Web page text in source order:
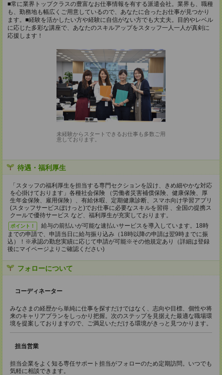
■常に業界トップクラスの豊富なお仕事情報を有する派遣会社。業界も、職種
も、勤務地も幅広くご用意しているので、あなたに合ったお仕事が見つかり
ます。■経験を活かしたい方や経験に自信がない方でも大丈夫。目的やレベル
に応じた多彩な講座で、あなたのスキルアップをスタッフ一人一人が真剣に
応援します！
未経験からスタートできるお仕事も多数ご用
意しております。
待遇・福利厚生
「スタッフの福利厚生を担当する専門セクションを設け、きめ細やかな対応
を心掛けております」各種社会保険 （労働者災害補償保険、健康保険、厚
生年金保険、雇用保険）、有給休暇、定期健康診断、スマホ向け学習アプリ
(スタッフサービスぽけっと)でお仕事に必要なスキルを習得 、全国の提携ス
クールで優待サービス など、福利厚生が充実しております。
ポイント！
給与の前払いが可能な速払いサービスを導入しています。18時
までの申請で、申請当日に給与振り込み（18時以降の申請は翌9時までに振
込）！※承認の勤怠実績に応じて申請が可能※その他規定あり（詳細は登録
後にマイページよりご確認ください)
フォローについて
コーディネーター
みなさまの経歴から単純に仕事を探すだけではなく、志向や目標、個性や将
来のキャリアプランをしっかり把握。次のステップを見据えた最適な職場環
境を提案しておりますので、ご満足いただける環境がきっと見つかります。
担当営業
担当企業をよく知る専任サポート担当がフォローのため定期訪問。いつでも
気軽に相談できます。